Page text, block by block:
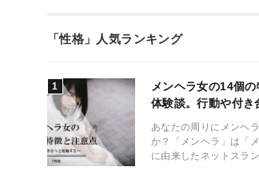
「性格」人気ランキング
メンヘラ女の14個
体験談。行動や付き
あなたの周りにメンヘ
か？「メンヘラ」は「
に由来したネットスラ